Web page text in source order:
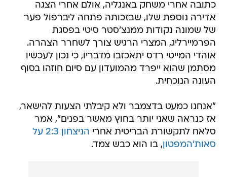
כתובה אחרי משחק באנגליה, אולם אחרי הצגה
אדירה נוספת שלו, שבזכותה פתחה ליברפול פער
של שמונה נקודות ממנצ'סטר סיטי בפסגת
הפרמיירליג, המצרי הרגיש צורך לשחרר הצהרה.
אוהדי המייטי רדס יתאכזבו מדבריו, כי נכון לעכשיו
מסתמן שהוא ייפרד מהמועדון עם סיום חוזהו בסוף
העונה הנוכחית.
"אנחנו כמעט בדצמבר ולא קיבלתי הצעות להישאר,
אז כנראה שאני יותר בחוץ מאשר בפנים", אמר
סלאח לתקשורת הבריטית אחרי
הניצחון 2:3 על
סאות'המפטון, בו הוא כבש צמד.